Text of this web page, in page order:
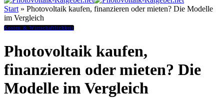
Start » Photovoltaik kaufen, finanzieren oder mieten? Die Modelle
im Vergleich
Kosten & Wirtschaftlichkeit
Photovoltaik kaufen,
finanzieren oder mieten? Die
Modelle im Vergleich